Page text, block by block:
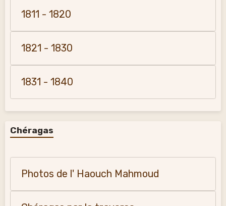
1811 - 1820
1821 - 1830
1831 - 1840
Chéragas
Photos de l' Haouch Mahmoud